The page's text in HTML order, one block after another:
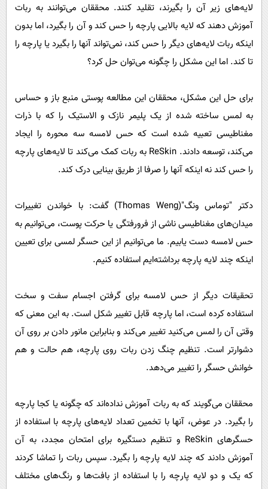
لایه‌های زیر آن را بگیرند، تقلید کنند. محققان می‌توانند به ربات
آموزش دهند که لایه بالایی پارچه را حس کند و آن را بگیرد، اما بدون
اینکه ربات لایه‌های دیگر را حس کند، نمی‌تواند آنها را بگیرد یا پارچه را
تا کند. اما این مشکل را چگونه می‌توان حل کرد؟
برای حل این مشکل، محققان این مطالعه پوستی منبع باز و حساس
به لمس ساخته شده از یک پلیمر نازک و الاستیک را که با ذرات
مغناطیسی تعبیه شده است که حس لامسه سه محوره را ایجاد
می‌کند، توسعه دادند. ReSkin به ربات کمک می‌کند تا لایه‌های پارچه
را حس کند نه اینکه آنها را صرفا از طریق بینایی درک کند.
دکتر "توماس ونگ"(Thomas Weng) گفت: با خواندن تغییرات
میدان‌های مغناطیسی ناشی از فرورفتگی یا حرکت پوست، می‌توانیم به
حس لامسه دست یابیم. ما می‌توانیم از این حسگر لمسی برای تعیین
اینکه چند لایه پارچه برداشته‌ایم استفاده کنیم.
تحقیقات دیگر از حس لامسه برای گرفتن اجسام سفت و سخت
استفاده کرده است، اما پارچه قابل تغییر شکل است. به این معنی که
وقتی آن را لمس می‌کنید تغییر می‌کند و بنابراین مانور دادن بر روی آن
دشوارتر است. تنظیم چنگ زدن ربات روی پارچه، هم حالت و هم
خوانش حسگر را تغییر می‌دهد.
محققان می‌گویند که به ربات آموزش نداده‌اند که چگونه یا کجا پارچه
را بگیرد. در عوض، آنها با تخمین تعداد لایه‌های پارچه با استفاده از
حسگرهای ReSkin و تنظیم دستگیره برای امتحان مجدد، به آن
آموزش دادند که چند لایه پارچه را بگیرد. سپس ربات را تماشا کردند
که یک و دو لایه پارچه را با استفاده از بافت‌ها و رنگ‌های مختلف